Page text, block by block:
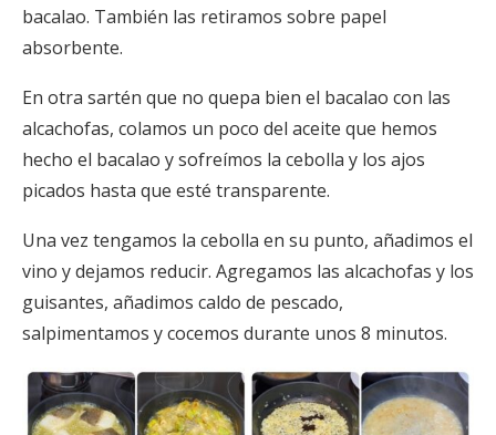
bacalao. También las retiramos sobre papel
absorbente.
En otra sartén que no quepa bien el bacalao con las
alcachofas, colamos un poco del aceite que hemos
hecho el bacalao y sofreímos la cebolla y los ajos
picados hasta que esté transparente.
Una vez tengamos la cebolla en su punto, añadimos el
vino y dejamos reducir. Agregamos las alcachofas y los
guisantes, añadimos caldo de pescado,
salpimentamos y cocemos durante unos 8 minutos.